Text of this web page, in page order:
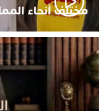
مختلف أنحاء